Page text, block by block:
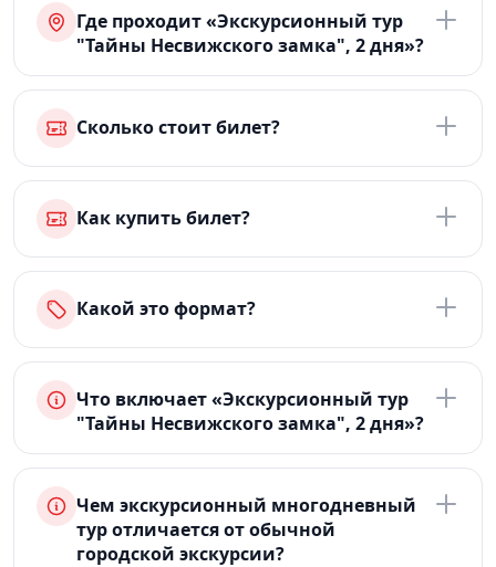
Где проходит «Экскурсионный тур
"Тайны Несвижского замка", 2 дня»?
Сколько стоит билет?
Как купить билет?
Какой это формат?
Что включает «Экскурсионный тур
"Тайны Несвижского замка", 2 дня»?
Чем экскурсионный многодневный
тур отличается от обычной
городской экскурсии?